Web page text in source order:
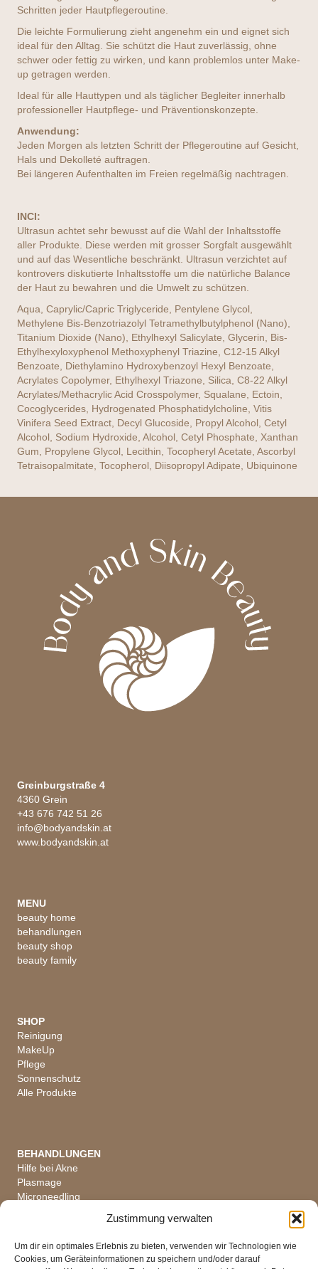
Zustimmung verwalten
Um dir ein optimales Erlebnis zu bieten, verwenden wir Technologien wie
Cookies, um Geräteinformationen zu speichern und/oder darauf
Schritten jeder Hautpflegeroutine.
Die leichte Formulierung zieht angenehm ein und eignet sich
ideal für den Alltag. Sie schützt die Haut zuverlässig, ohne
schwer oder fettig zu wirken, und kann problemlos unter Make-
up getragen werden.
Ideal für alle Hauttypen und als täglicher Begleiter innerhalb
professioneller Hautpflege- und Präventionskonzepte.
Anwendung:
Jeden Morgen als letzten Schritt der Pflegeroutine auf Gesicht,
Hals und Dekolleté auftragen.
Bei längeren Aufenthalten im Freien regelmäßig nachtragen.
INCI:
Ultrasun achtet sehr bewusst auf die Wahl der Inhaltsstoffe
aller Produkte. Diese werden mit grosser Sorgfalt ausgewählt
und auf das Wesentliche beschränkt. Ultrasun verzichtet auf
kontrovers diskutierte Inhaltsstoffe um die natürliche Balance
der Haut zu bewahren und die Umwelt zu schützen.
Aqua, Caprylic/Capric Triglyceride, Pentylene Glycol,
Methylene Bis-Benzotriazolyl Tetramethylbutylphenol (Nano),
Titanium Dioxide (Nano), Ethylhexyl Salicylate, Glycerin, Bis-
Ethylhexyloxyphenol Methoxyphenyl Triazine, C12-15 Alkyl
Benzoate, Diethylamino Hydroxybenzoyl Hexyl Benzoate,
Acrylates Copolymer, Ethylhexyl Triazone, Silica, C8-22 Alkyl
Acrylates/Methacrylic Acid Crosspolymer, Squalane, Ectoin,
Cocoglycerides, Hydrogenated Phosphatidylcholine, Vitis
Vinifera Seed Extract, Decyl Glucoside, Propyl Alcohol, Cetyl
Alcohol, Sodium Hydroxide, Alcohol, Cetyl Phosphate, Xanthan
Gum, Propylene Glycol, Lecithin, Tocopheryl Acetate, Ascorbyl
Tetraisopalmitate, Tocopherol, Diisopropyl Adipate, Ubiquinone
Greinburgstraße 4
4360 Grein
+43 676 742 51 26
info@bodyandskin.at
www.bodyandskin.at
MENU
beauty home
behandlungen
beauty shop
beauty family
SHOP
Reinigung
MakeUp
Pflege
Sonnenschutz
Alle Produkte
BEHANDLUNGEN
Hilfe bei Akne
Plasmage
Microneedling